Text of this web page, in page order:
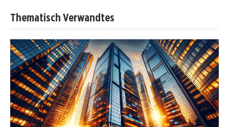
Thematisch Verwandtes